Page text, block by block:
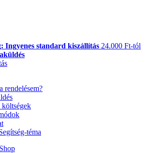
Ingyenes standard kiszállítás 24.000 Ft-tól
rendelésem?
költségek
téma